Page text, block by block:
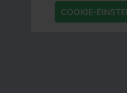
COOKIE-